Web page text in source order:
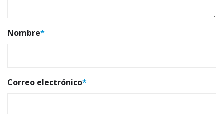
Nombre*
Correo electrónico*